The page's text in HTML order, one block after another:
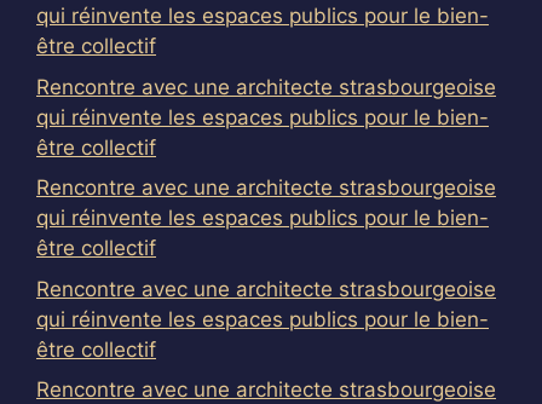
qui réinvente les espaces publics pour le bien-
être collectif
Rencontre avec une architecte strasbourgeoise
qui réinvente les espaces publics pour le bien-
être collectif
Rencontre avec une architecte strasbourgeoise
qui réinvente les espaces publics pour le bien-
être collectif
Rencontre avec une architecte strasbourgeoise
qui réinvente les espaces publics pour le bien-
être collectif
Rencontre avec une architecte strasbourgeoise